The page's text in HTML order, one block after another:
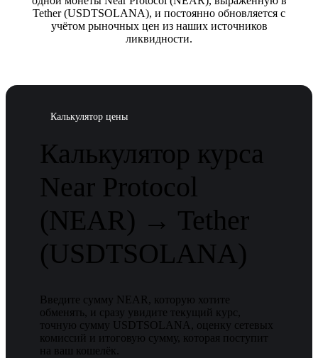
Tether (USDTSOLANA), и постоянно обновляется с
учётом рыночных цен из наших источников
ликвидности.
Калькулятор цены
Калькулятор курса
Near Protocol
(NEAR) → Tether
(USDTSOLANA)
Введите сумму NEAR, которую хотите
обменять, и сразу увидите текущий курс,
точную сумму USDTSOLANA, оценку сетевых
комиссий и итоговую сумму, которая поступит
на ваш кошелёк.